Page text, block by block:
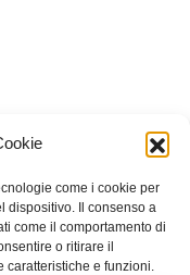
come i cookie per
dispositivo. Il consenso a
come il comportamento di
o ritirare il
caratteristiche e funzioni.
reserved | P.IVA